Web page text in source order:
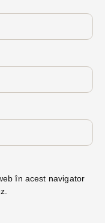
în acest navigator